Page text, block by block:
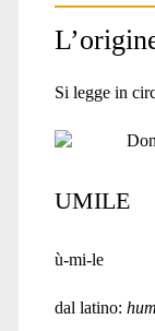
Si legge in
UMILE
ù-mi-le
dal latino: